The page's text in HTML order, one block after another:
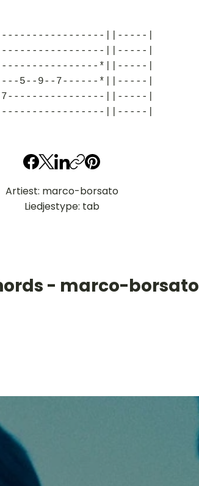
||-----|
||-----|
*||-----|
5--9--7------*||-----|
||-----|
||-----|
Artiest: marco-borsato
Liedjestype: tab
- marco-borsato